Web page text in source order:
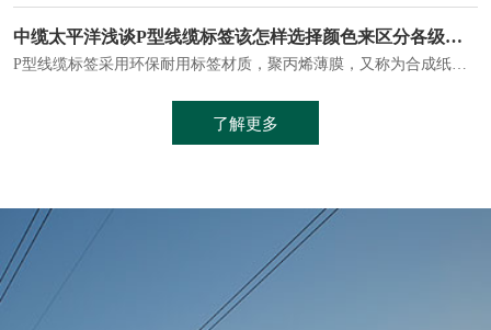
电力电缆的优势十分显著。它具有较高的安全性。电力电缆通常埋设在地下或敷设在管道中，避免了架空线路可能带来的触电风险。
河南太平洋铝合金电缆：经济高效的电力传输新选择
了解更多